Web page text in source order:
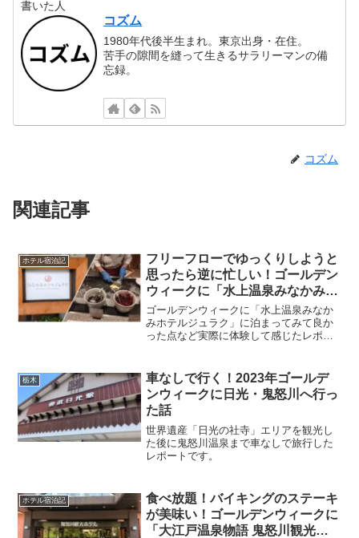
書いた人
コズム
1980年代後半生まれ。東京出身・在住。
苦手の隙間を縫って生きるサラリーマンの備
忘録。
コズム
関連記事
ホテル宿泊記
フリーフローでゆっくりしようと
思ったら逆に忙しい！ゴールデン
ウィークに「水上温泉みなかみホ
テルジュラク」に泊まった話
ゴールデンウィークに「水上温泉みなか
みホテルジュラク」に泊まってみて良か
った点など実際に体験して感じたレポー
栃木
車なしで行く！2023年ゴールデ
ンウィークに日光・鬼怒川へ行っ
た話
世界遺産「日光の社寺」エリアを観光し
た後に鬼怒川温泉まで車なしで旅行した
レポートです。
ホテル宿泊記
食べ放題！バイキングのステーキ
が美味い！ゴールデンウィークに
「大江戸温泉物語 鬼怒川観光ホ